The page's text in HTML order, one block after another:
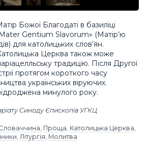
Божої Благодаті в базиліці
Gentium Slavorum» (Матір’ю
для католицьких слов’ян.
Церква також може
традицію. Після Другої
протягом короткого часу
українських віруючих.
минулого року.
Синоду Єпископів УГКЦ
Проща Католицька Церква
Літургія Молитва